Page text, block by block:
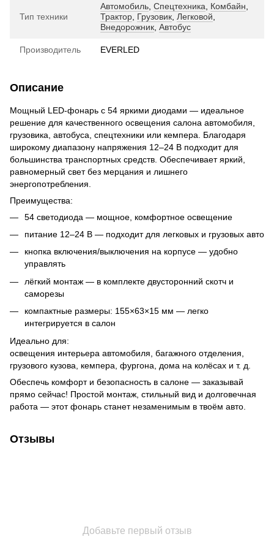
Тип техники
Автомобиль Спецтехника Комбайн
Трактор Грузовик Легковой
Внедорожник Автобус
Производитель EVERLED
Описание
Мощный LED-фонарь с 54 яркими диодами — идеальное
решение для качественного освещения салона автомобиля,
грузовика, автобуса, спецтехники или кемпера. Благодаря
широкому диапазону напряжения 12–24 В подходит для
большинства транспортных средств. Обеспечивает яркий,
равномерный свет без мерцания и лишнего
энергопотребления.
Преимущества:
54 светодиода — мощное, комфортное освещение
питание 12–24 В — подходит для легковых и грузовых авто
кнопка включения/выключения на корпусе — удобно
управлять
лёгкий монтаж — в комплекте двусторонний скотч и
саморезы
компактные размеры: 155×63×15 мм — легко
интегрируется в салон
Идеально для:
освещения интерьера автомобиля, багажного отделения,
грузового кузова, кемпера, фургона, дома на колёсах и т. д.
Обеспечь комфорт и безопасность в салоне — заказывай
прямо сейчас! Простой монтаж, стильный вид и долговечная
работа — этот фонарь станет незаменимым в твоём авто.
Отзывы
Добавьте первый отзыв